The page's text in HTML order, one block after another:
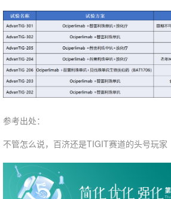
参考出处：
不管怎么说，百济还是TIGIT赛道的头号玩家